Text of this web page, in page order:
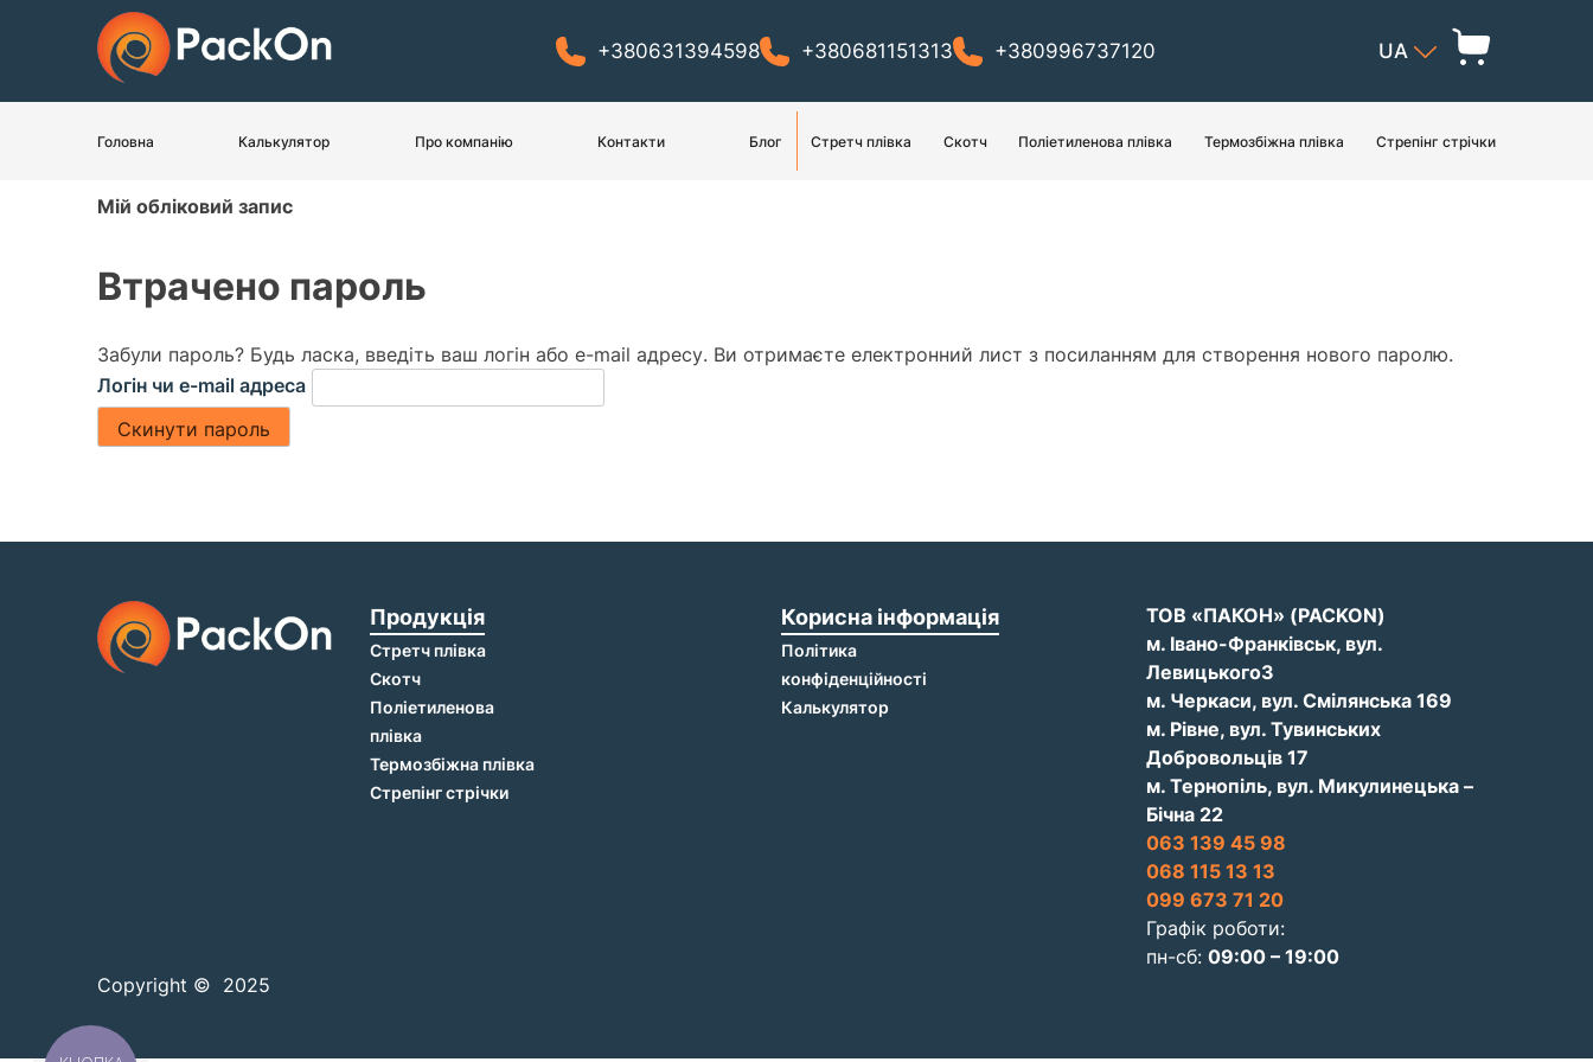
+380631394598 +380681151313 +380996737120 UA
Головна Калькулятор Про компанію Контакти Блог Стретч плівка Скотч Поліетиленова плівка Термозбіжна плівка Стрепінг стрічки
Мій обліковий запис
Втрачено пароль
Забули пароль? Будь ласка, введіть ваш логін або e-mail адресу. Ви отримаєте електронний лист з посиланням для створення нового паролю.
Логін чи e-mail адреса
Скинути пароль
Продукція
Стретч плівка
Скотч
Поліетиленова
плівка
Термозбіжна плівка
Стрепінг стрічки
Корисна інформація
Політика
конфіденційності
Калькулятор
ТОВ «ПАКОН» (PACKON)
м. Івано-Франківськ, вул.
Левицького3
м. Черкаси, вул. Смілянська 169
м. Рівне, вул. Тувинських
Добровольців 17
м. Тернопіль, вул. Микулинецька –
Бічна 22
063 139 45 98
068 115 13 13
099 673 71 20
Графік роботи:
пн-сб: 09:00 – 19:00
Copyright © 2025